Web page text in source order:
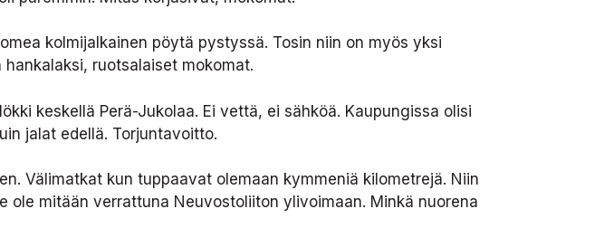
kolmijalkainen pöytä pystyssä. Tosin niin on myös yksi
ruotsalaiset mokomat.
keskellä Perä-Jukolaa. Ei vettä, ei sähköä. Kaupungissa olisi
jalat edellä. Torjuntavoitto.
Välimatkat kun tuppaavat olemaan kymmeniä kilometrejä. Niin
ole mitään verrattuna Neuvostoliiton ylivoimaan. Minkä nuorena